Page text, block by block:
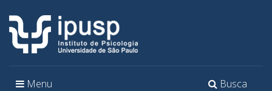
Toggle
Busca
Toggle
Menu